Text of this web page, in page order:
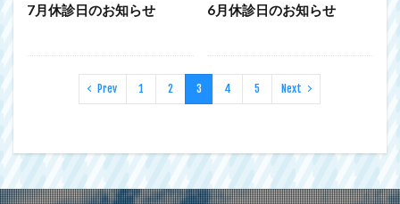
7月休診日のお知らせ 6月休診日のお知らせ
Prev 1 2 3 4 5 Next